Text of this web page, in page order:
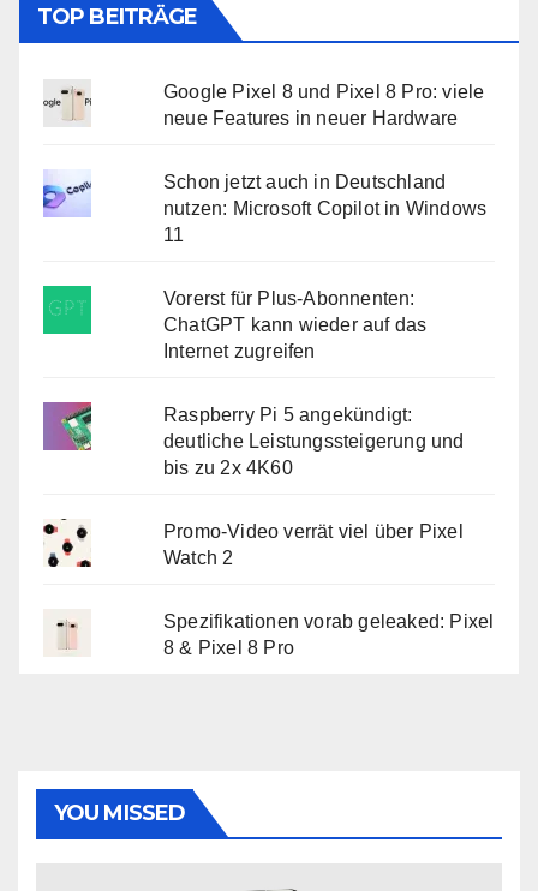
TOP BEITRÄGE
Google Pixel 8 und Pixel 8 Pro: viele
neue Features in neuer Hardware
Schon jetzt auch in Deutschland
nutzen: Microsoft Copilot in Windows
11
Vorerst für Plus-Abonnenten:
ChatGPT kann wieder auf das
Internet zugreifen
Raspberry Pi 5 angekündigt:
deutliche Leistungssteigerung und
bis zu 2x 4K60
Promo-Video verrät viel über Pixel
Watch 2
Spezifikationen vorab geleaked: Pixel
8 & Pixel 8 Pro
YOU MISSED